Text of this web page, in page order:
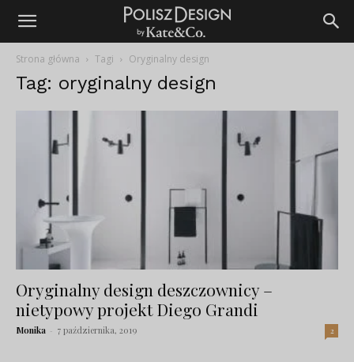
Strona główna Tagi Oryginalny design
Tag: oryginalny design
Oryginalny design deszczownicy –
nietypowy projekt Diego Grandi
Monika - 7 października, 2019 2